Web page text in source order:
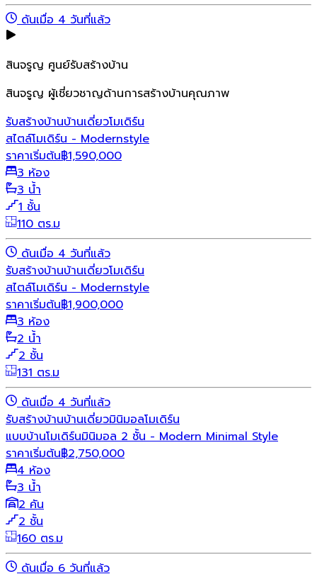
ดันเมื่อ 4 วันที่แล้ว
สินจรูญ ศูนย์รับสร้างบ้าน
สินจรูญ ผู้เชี่ยวชาญด้านการสร้างบ้านคุณภาพ
รับสร้างบ้านบ้านเดี่ยวโมเดิร์น
สไตล์โมเดิร์น - Modernstyle
ราคาเริ่มต้น฿1,590,000
3 ห้อง
3 น้ำ
1 ชั้น
110 ตร.ม
ดันเมื่อ 4 วันที่แล้ว
รับสร้างบ้านบ้านเดี่ยวโมเดิร์น
สไตล์โมเดิร์น - Modernstyle
ราคาเริ่มต้น฿1,900,000
3 ห้อง
2 น้ำ
2 ชั้น
131 ตร.ม
ดันเมื่อ 4 วันที่แล้ว
รับสร้างบ้านบ้านเดี่ยวมินิมอลโมเดิร์น
แบบบ้านโมเดิร์นมินิมอล 2 ชั้น - Modern Minimal Style
ราคาเริ่มต้น฿2,750,000
4 ห้อง
3 น้ำ
2 คัน
2 ชั้น
160 ตร.ม
ดันเมื่อ 6 วันที่แล้ว